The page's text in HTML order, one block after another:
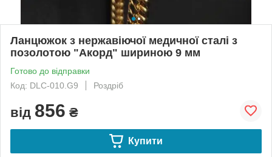
Ланцюжок з нержавіючої медичної сталі з
позолотою "Акорд" шириною 9 мм
Готово до відправки
Код: DLC-010.G9
Роздріб
від 856 ₴
Купити